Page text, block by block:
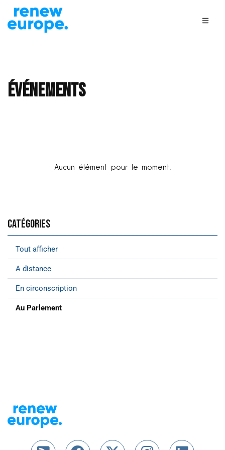
Événements
Aucun élément pour le moment.
Catégories
Tout afficher
A distance
En circonscription
Au Parlement